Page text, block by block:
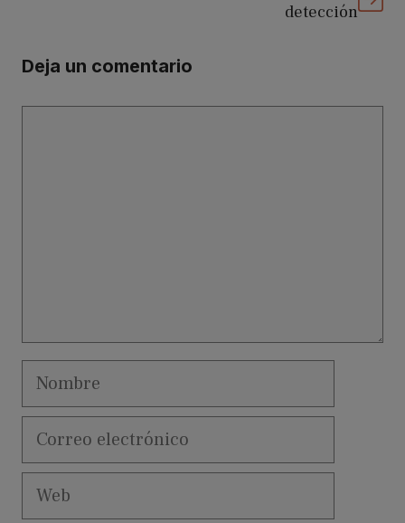
detección
Deja un comentario
Nombre
Correo
Web